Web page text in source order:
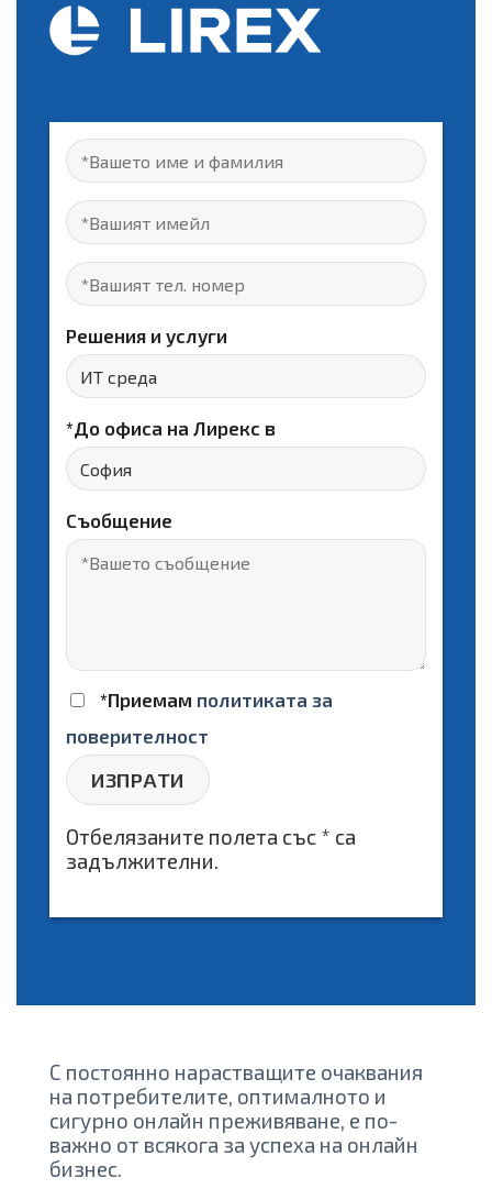
Решения и услуги
*До офисa на Лирекс в
Съобщение
*Приемам политиката за
поверителност
Отбелязаните полета със * са
задължителни.
С постоянно нарастващите очаквания
на потребителите, оптималното и
сигурно онлайн преживяване, е по-
важно от всякога за успеха на онлайн
бизнес.